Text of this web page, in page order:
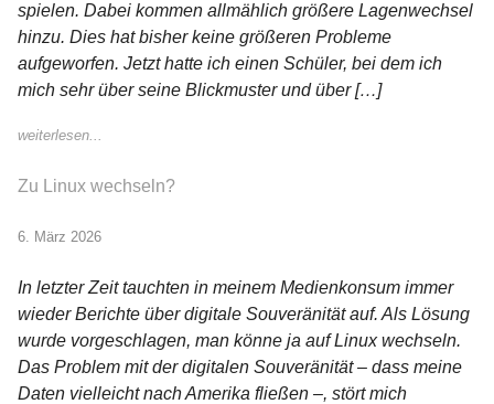
spielen. Dabei kommen allmählich größere Lagenwechsel
hinzu. Dies hat bisher keine größeren Probleme
aufgeworfen. Jetzt hatte ich einen Schüler, bei dem ich
mich sehr über seine Blickmuster und über […]
weiterlesen...
Zu Linux wechseln?
6. März 2026
In letzter Zeit tauchten in meinem Medienkonsum immer
wieder Berichte über digitale Souveränität auf. Als Lösung
wurde vorgeschlagen, man könne ja auf Linux wechseln.
Das Problem mit der digitalen Souveränität – dass meine
Daten vielleicht nach Amerika fließen –, stört mich